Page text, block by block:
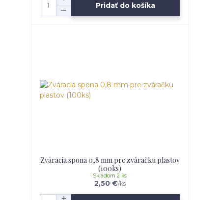
Pridať do košíka
Zváracia spona 0,8 mm pre zváračku plastov
(100ks)
2,50 €/ks
Skladom 2 ks